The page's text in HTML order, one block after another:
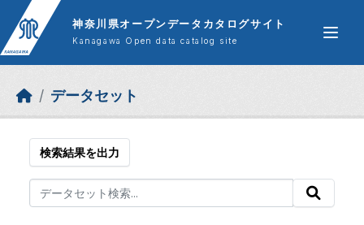
Skip to main content
神奈川県オープンデータカタログサイト
Kanagawa Open data catalog site
データセット
検索結果を出力